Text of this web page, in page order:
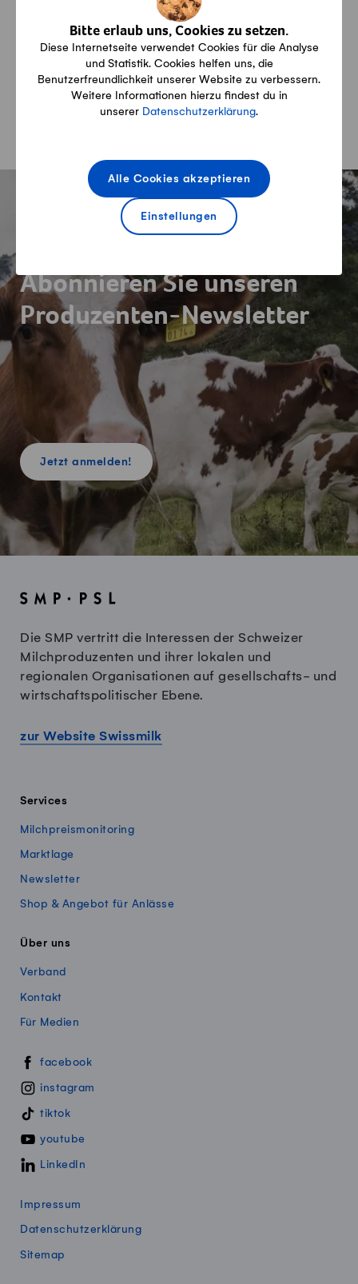
Bitte erlaub uns, Cookies zu setzen.
Diese Internetseite verwendet Cookies für die Analyse
und Statistik. Cookies helfen uns, die
Benutzerfreundlichkeit unserer Website zu verbessern.
Weitere Informationen hierzu findest du in
unserer Datenschutzerklärung.
Einstellungen
Alle Cookies akzeptieren
Alles über Lieferung, Zahlung und Rückgabe
Warenkorb
Übersicht über Ihre Produkte im Warenkorb
Abonnieren Sie unseren
Produzenten-Newsletter
Jetzt anmelden!
Die SMP vertritt die Interessen der Schweizer
Milchproduzenten und ihrer lokalen und
regionalen Organisationen auf gesellschafts- und
wirtschaftspolitischer Ebene.
zur Website Swissmilk
Services
Milchpreismonitoring
Marktlage
Newsletter
Shop & Angebot für Anlässe
Über uns
Verband
Kontakt
Für Medien
Swissmillk auf Social Media
facebook
instagram
tiktok
youtube
LinkedIn
Impressum
Datenschutzerklärung
Sitemap